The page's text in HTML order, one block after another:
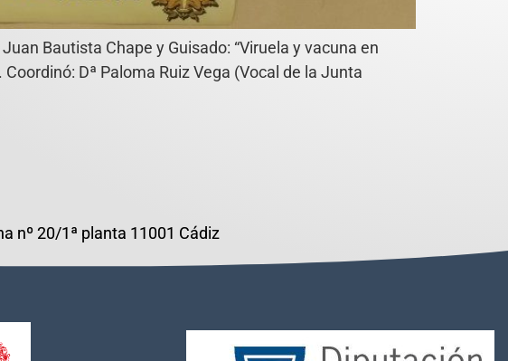
Bautista Chape y Guisado: “Viruela y vacuna en
Dª Paloma Ruiz Vega (Vocal de la Junta
nº 20/1ª planta 11001 Cádiz